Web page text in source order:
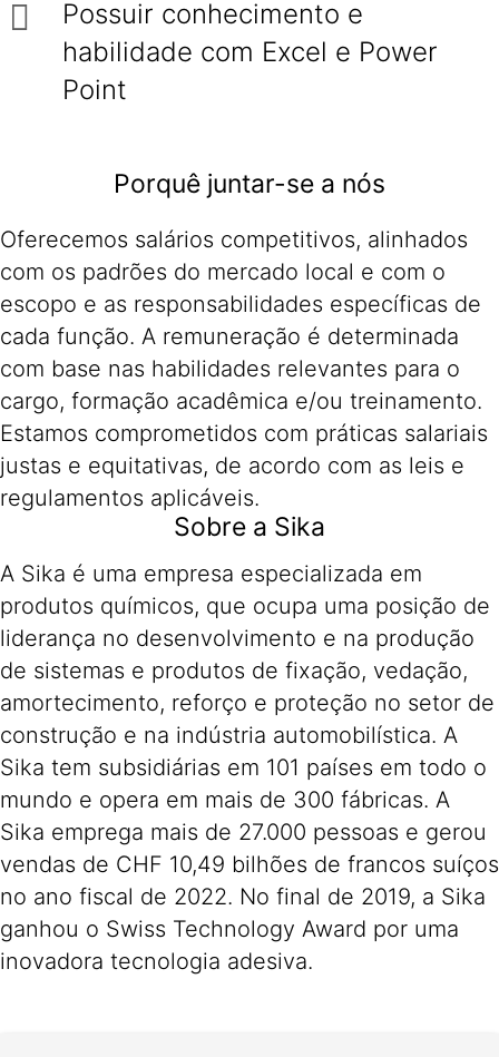
Possuir conhecimento e
habilidade com Excel e Power
Point
Porquê juntar-se a nós
Oferecemos salários competitivos, alinhados
com os padrões do mercado local e com o
escopo e as responsabilidades específicas de
cada função. A remuneração é determinada
com base nas habilidades relevantes para o
cargo, formação acadêmica e/ou treinamento.
Estamos comprometidos com práticas salariais
justas e equitativas, de acordo com as leis e
regulamentos aplicáveis.
Sobre a Sika
A Sika é uma empresa especializada em
produtos químicos, que ocupa uma posição de
liderança no desenvolvimento e na produção
de sistemas e produtos de fixação, vedação,
amortecimento, reforço e proteção no setor de
construção e na indústria automobilística. A
Sika tem subsidiárias em 101 países em todo o
mundo e opera em mais de 300 fábricas. A
Sika emprega mais de 27.000 pessoas e gerou
vendas de CHF 10,49 bilhões de francos suíços
no ano fiscal de 2022. No final de 2019, a Sika
ganhou o Swiss Technology Award por uma
inovadora tecnologia adesiva.